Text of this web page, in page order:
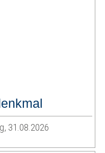
31.08.2026